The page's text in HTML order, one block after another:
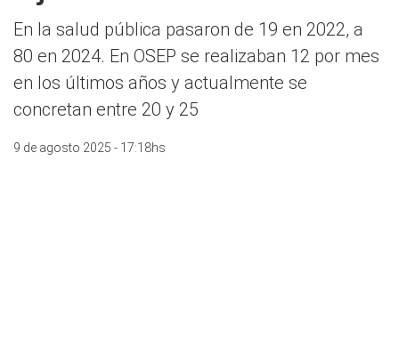
En la salud pública pasaron de 19 en 2022, a
80 en 2024. En OSEP se realizaban 12 por mes
en los últimos años y actualmente se
concretan entre 20 y 25
9 de agosto 2025 - 17:18hs